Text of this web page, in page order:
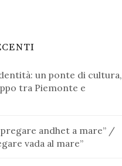
un ponte di cultura,
tra Piemonte e
andhet a mare” /
vada al mare”